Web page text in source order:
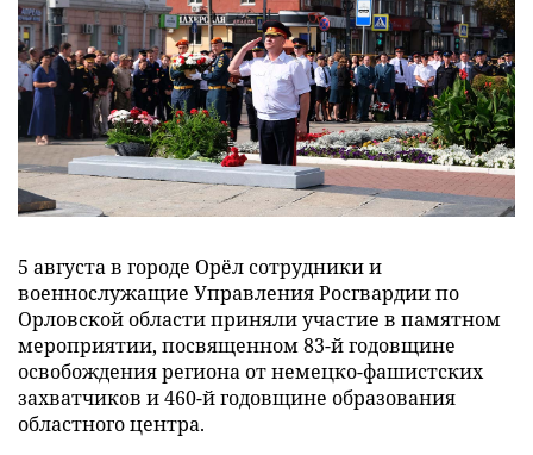
5 августа в городе Орёл сотрудники и
военнослужащие Управления Росгвардии по
Орловской области приняли участие в памятном
мероприятии, посвященном 83-й годовщине
освобождения региона от немецко-фашистских
захватчиков и 460-й годовщине образования
областного центра.